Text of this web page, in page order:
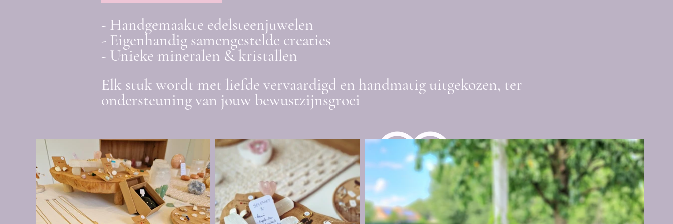
- Handgemaakte edelsteenjuwelen
- Eigenhandig samengestelde creaties
- Unieke mineralen & kristallen
Elk stuk wordt met liefde vervaardigd en handmatig uitgekozen, ter
ondersteuning van jouw bewustzijnsgroei